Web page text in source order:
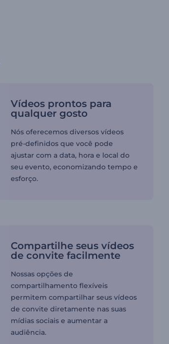
Vídeos prontos para
qualquer gosto
Nós oferecemos diversos vídeos
pré-definidos que você pode
ajustar com a data, hora e local do
seu evento, economizando tempo e
esforço.
Compartilhe seus vídeos
de convite facilmente
Nossas opções de
compartilhamento flexíveis
permitem compartilhar seus vídeos
de convite diretamente nas suas
mídias sociais e aumentar a
audiência.